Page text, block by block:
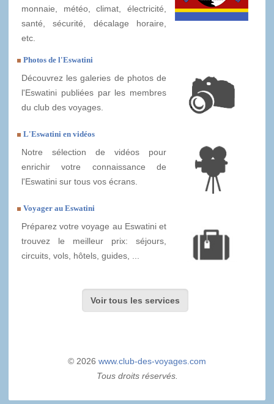
monnaie, météo, climat, électricité,
santé, sécurité, décalage horaire,
etc.
Photos de l'Eswatini
Découvrez les galeries de photos de
l'Eswatini publiées par les membres
du club des voyages.
L'Eswatini en vidéos
Notre sélection de vidéos pour
enrichir votre connaissance de
l'Eswatini sur tous vos écrans.
Voyager au Eswatini
Préparez votre voyage au Eswatini et
trouvez le meilleur prix: séjours,
circuits, vols, hôtels, guides, ...
Voir tous les services
© 2026 www.club-des-voyages.com
Tous droits réservés.